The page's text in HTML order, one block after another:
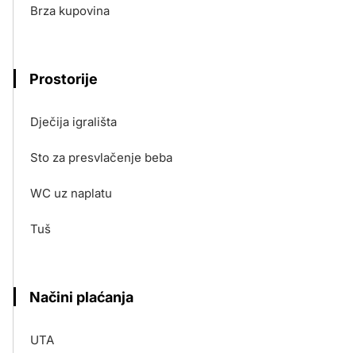
Brza kupovina
Prostorije
Dječija igrališta
Sto za presvlačenje beba
WC uz naplatu
Tuš
Načini plaćanja
UTA